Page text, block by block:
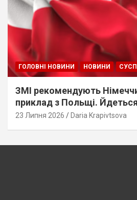
ГОЛОВНІ НОВИНИ НОВИНИ
ЗМІ рекомендують
приклад з Польщі.
до українців
23 Липня 2026 Daria Krapivtsova